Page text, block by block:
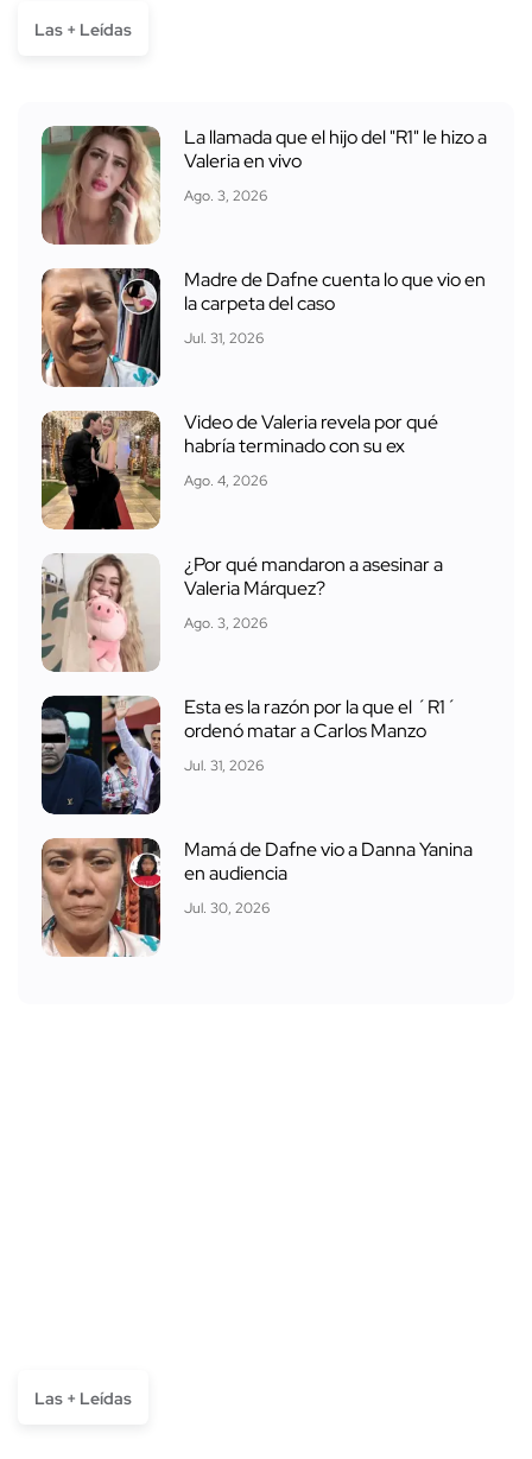
Las + Leídas
La llamada que el hijo del "R1" le hizo a
Valeria en vivo
Ago. 3, 2026
Madre de Dafne cuenta lo que vio en
la carpeta del caso
Jul. 31, 2026
Video de Valeria revela por qué
habría terminado con su ex
Ago. 4, 2026
¿Por qué mandaron a asesinar a
Valeria Márquez?
Ago. 3, 2026
Esta es la razón por la que el ´R1´
ordenó matar a Carlos Manzo
Jul. 31, 2026
Mamá de Dafne vio a Danna Yanina
en audiencia
Jul. 30, 2026
Las + Leídas